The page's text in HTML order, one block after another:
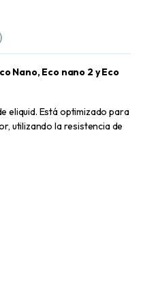
Nano, Eco nano 2 y Eco
eliquid. Está optimizado para
utilizando la resistencia de